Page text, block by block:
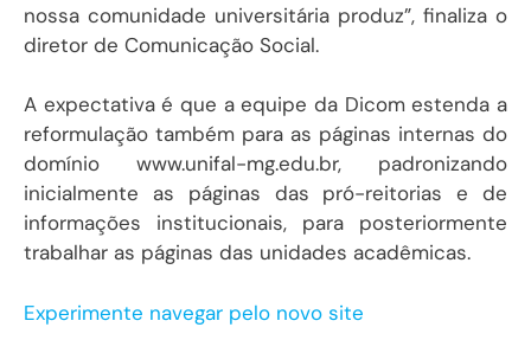
nossa comunidade universitária produz”, finaliza o
diretor de Comunicação Social.
A expectativa é que a equipe da Dicom estenda a
reformulação também para as páginas internas do
domínio www.unifal-mg.edu.br, padronizando
inicialmente as páginas das pró-reitorias e de
informações institucionais, para posteriormente
trabalhar as páginas das unidades acadêmicas.
Experimente navegar pelo novo site